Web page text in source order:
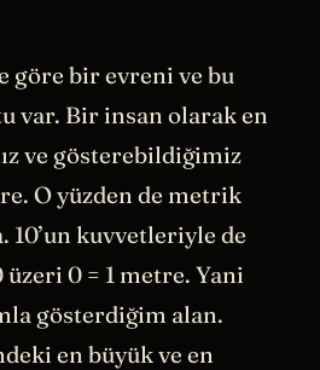
göre bir evreni ve bu
var. Bir insan olarak en
ve gösterebildiğimiz
O yüzden de metrik
10’un kuvvetleriyle de
0 = 1 metre. Yani
gösterdiğim alan.
en büyük ve en